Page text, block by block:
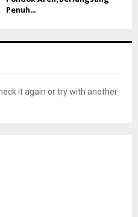
Penuh...
it again or try with another